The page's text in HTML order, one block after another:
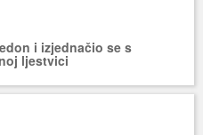
i izjednačio se s
ljestvici